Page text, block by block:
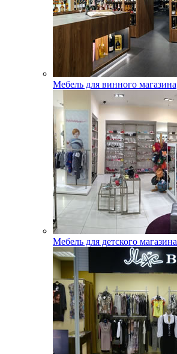
Мебель для винного магазина
Мебель для детского магазина